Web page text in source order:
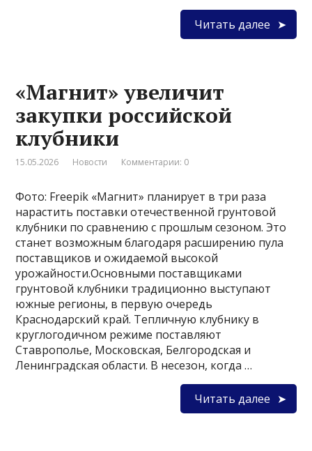
Читать далее
«Магнит» увеличит
закупки российской
клубники
15.05.2026 Новости Комментарии: 0
Фото: Freepik «Магнит» планирует в три раза
нарастить поставки отечественной грунтовой
клубники по сравнению с прошлым сезоном. Это
станет возможным благодаря расширению пула
поставщиков и ожидаемой высокой
урожайности.Основными поставщиками
грунтовой клубники традиционно выступают
южные регионы, в первую очередь
Краснодарский край. Тепличную клубнику в
круглогодичном режиме поставляют
Ставрополье, Московская, Белгородская и
Ленинградская области. В несезон, когда …
Читать далее